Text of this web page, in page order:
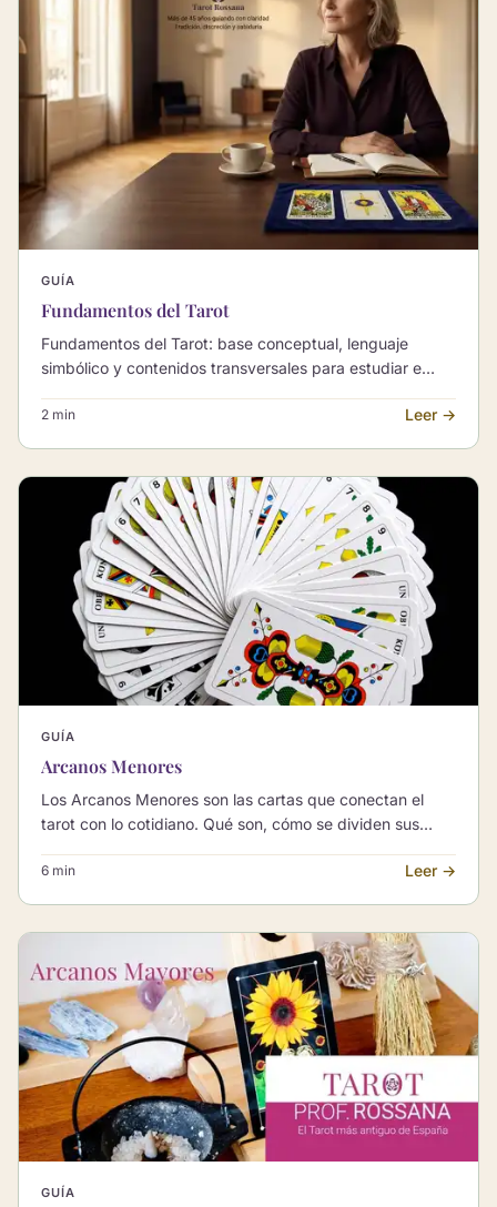
GUÍA
Fundamentos del Tarot
Fundamentos del Tarot: base conceptual, lenguaje
simbólico y contenidos transversales para estudiar e
2 min Leer →
GUÍA
Arcanos Menores
Los Arcanos Menores son las cartas que conectan el
tarot con lo cotidiano. Qué son, cómo se dividen sus
6 min Leer →
GUÍA